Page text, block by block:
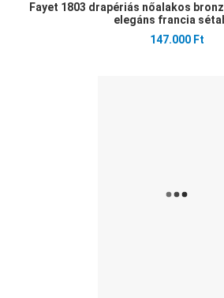
Fayet 1803 drapériás nőalakos
elegáns francia
147.000 Ft